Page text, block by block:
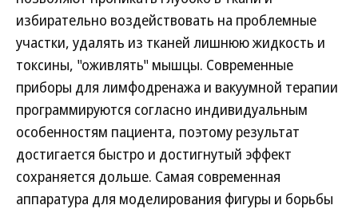
избирательно воздействовать на проблемные
участки, удалять из тканей лишнюю жидкость и
токсины, "оживлять" мышцы. Современные
приборы для лимфодренажа и вакуумной терапии
программируются согласно индивидуальным
особенностям пациента, поэтому результат
достигается быстро и достигнутый эффект
сохраняется дольше. Самая современная
аппаратура для моделирования фигуры и борьбы